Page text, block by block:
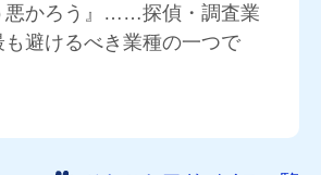
悪かろう』……探偵・調査業
避けるべき業種の一つで